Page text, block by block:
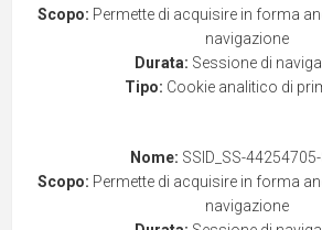
Scopo: Permette di acquisire in forma
navigazione
Durata: Sessione di
Tipo: Cookie analitico di
Nome: SSID_SS-
Scopo: Permette di acquisire in forma
navigazione